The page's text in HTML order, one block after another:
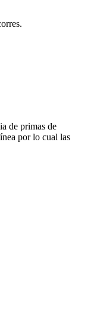
de primas de
por lo cual las